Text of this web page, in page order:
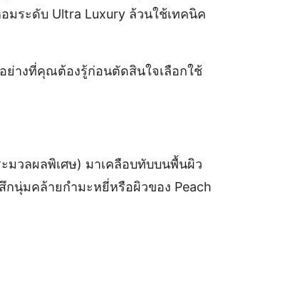
มระดับ Ultra Luxury ล้วนใช้เทคนิค
ย่างที่คุณต้องรู้ก่อนตัดสินใจเลือกใช้
มวลผลพิเศษ) มาเคลือบทับบนพื้นผิว
นุ่มคล้ายกำมะหยี่หรือผิวของ Peach